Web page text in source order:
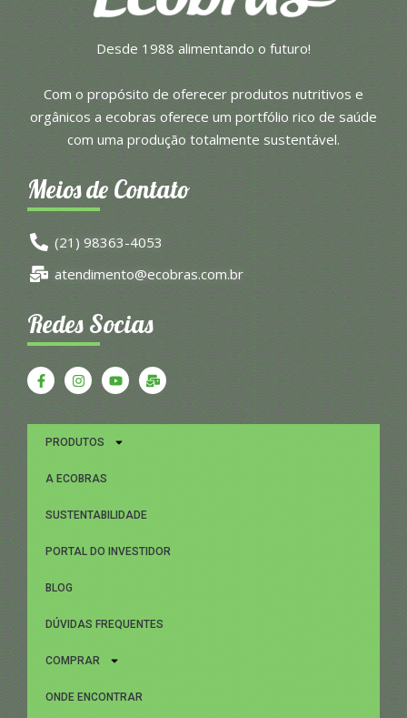
Desde 1988 alimentando o futuro!
Com o propósito de oferecer produtos nutritivos e
orgânicos a ecobras oferece um portfólio rico de saúde
com uma produção totalmente sustentável.
Meios de Contato
(21) 98363-4053
atendimento@ecobras.com.br
Redes Socias
PRODUTOS
A ECOBRAS
SUSTENTABILIDADE
PORTAL DO INVESTIDOR
BLOG
DÚVIDAS FREQUENTES
COMPRAR
ONDE ENCONTRAR